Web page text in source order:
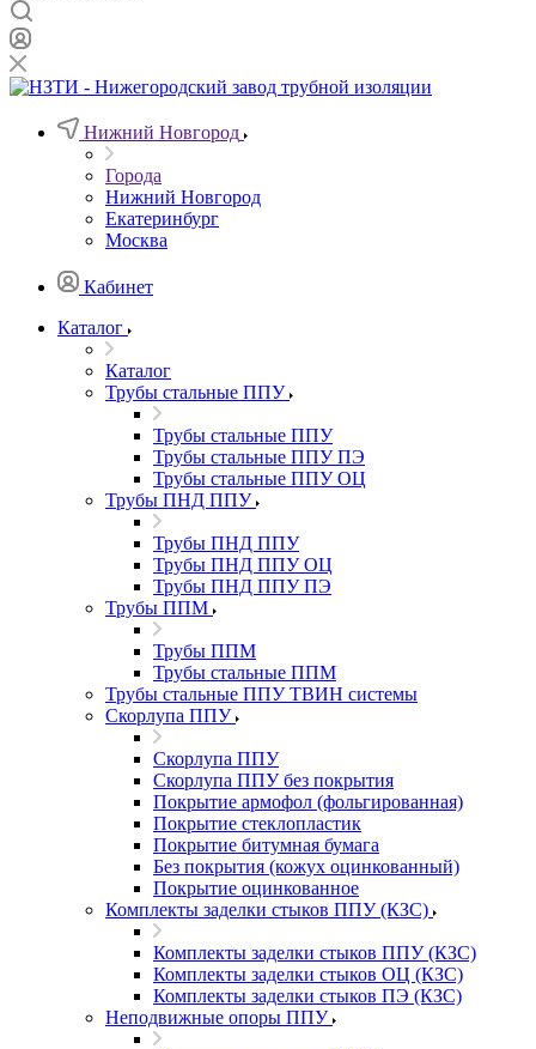
Нижний Новгород
Города
Нижний Новгород
Екатеринбург
Москва
Кабинет
Каталог
Каталог
Трубы стальные ППУ
Трубы стальные ППУ
Трубы стальные ППУ ПЭ
Трубы стальные ППУ ОЦ
Трубы ПНД ППУ
Трубы ПНД ППУ
Трубы ПНД ППУ ОЦ
Трубы ПНД ППУ ПЭ
Трубы ППМ
Трубы ППМ
Трубы стальные ППМ
Трубы стальные ППУ ТВИН системы
Скорлупа ППУ
Скорлупа ППУ
Скорлупа ППУ без покрытия
Покрытие армофол (фольгированная)
Покрытие стеклопластик
Покрытие битумная бумага
Без покрытия (кожух оцинкованный)
Покрытие оцинкованное
Комплекты заделки стыков ППУ (КЗС)
Комплекты заделки стыков ППУ (КЗС)
Комплекты заделки стыков ОЦ (КЗС)
Комплекты заделки стыков ПЭ (КЗС)
Неподвижные опоры ППУ